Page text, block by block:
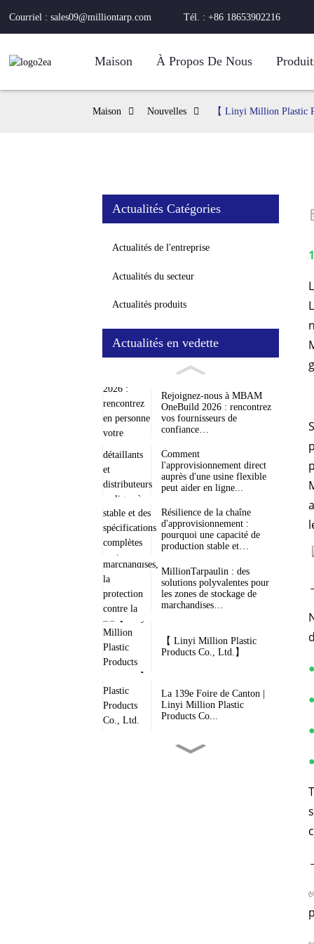
Courriel : sales09@milliontarp.com Tél. : +86 18653902216
Maison À Propos De Nous
Maison Nouvelles 【 Linyi Million Plastic
Actualités Catégories
Actualités de l'entreprise
Actualités du secteur
Actualités produits
Actualités en vedette
Rejoignez-nous à MBAM
OneBuild 2026 : rencontrez
vos fournisseurs de
confiance…
Comment
l'approvisionnement direct
auprès d'une usine flexible
peut aider en ligne...
Résilience de la chaîne
d'approvisionnement :
pourquoi une capacité de
production stable et…
MillionTarpaulin : des
solutions polyvalentes pour
les zones de stockage de
marchandises…
【 Linyi Million Plastic
Products Co., Ltd.】
La 139e Foire de Canton |
Linyi Million Plastic
Products Co...